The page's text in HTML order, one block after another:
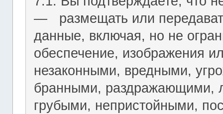
― размещать или
данные, включая, но не
обеспечение, изображения
незаконными, вредными,
бранными, раздражающими,
грубыми, непристойными,